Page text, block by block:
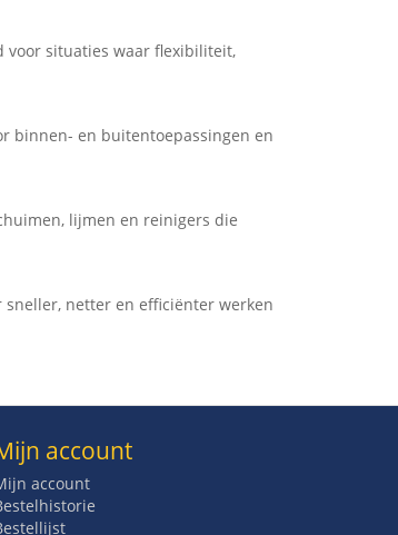
situaties waar flexibiliteit,
binnen- en buitentoepassingen en
lijmen en reinigers die
sneller, netter en efficiënter werken
account
account